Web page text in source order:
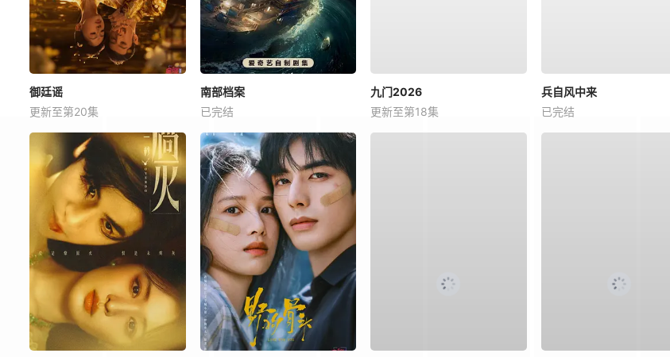
御廷谣
更新至第20集
南部档案
已完结
九门2026
更新至第18集
兵自风中来
已完结